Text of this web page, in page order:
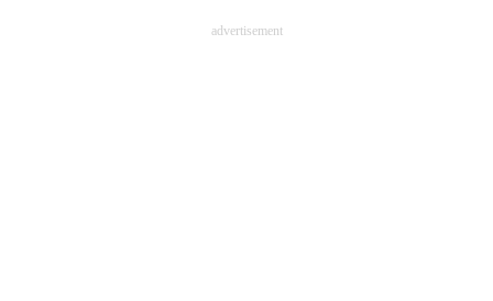
advertisement